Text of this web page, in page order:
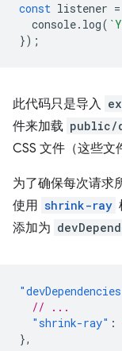
const listener =
console. log(
});
此代码只是导入
件来加载 public/
CSS 文件（这些文
为了确保每次请求
使用 shrink-ray
添加为
// ...
"shrink-ray" :
},